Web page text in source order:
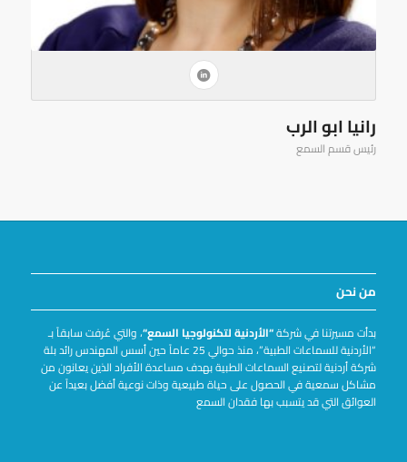
رانيا ابو الرب
رئيس قسم السمع
من نحن
بدأت مسيرتنا في شركة“الأردنية لتكنولوجيا السمع“، والتي عُرفت سابقاً بـ
“الأردنية للسماعات الطبية”، منذ حوالي 25 عاماً حين أسس المهندس رائد بلة
شركة أردنية لتصنيع السماعات الطبية بهدف مساعدة الأفراد الذين يعانون من
مشاكل سمعية في الحصول على حياة طبيعية وذات نوعية أفضل بعيداً عن
العوائق التي قد يتسبب بها فقدان السمع